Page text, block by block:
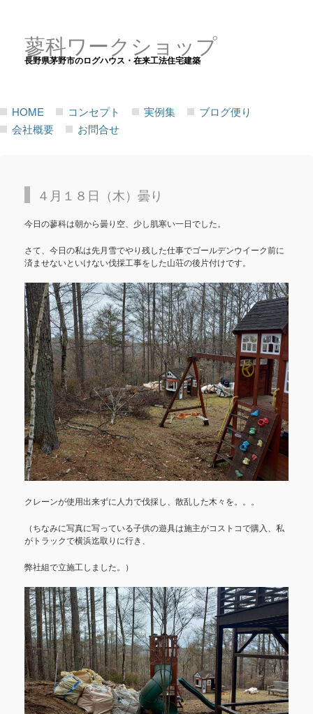
蓼科ワークショップ
長野県茅野市のログハウス・在来工法住宅建築
HOME コンセプト 実例集
ブログ便り
会社概要
お問合せ
４月１８日（木）曇り
今日の蓼科は朝から曇り空、少し肌寒い一日でした。
さて、今日の私は先月雪でやり残した仕事でゴールデンウイーク前に
済ませないといけない伐採工事をした山荘の後片付けです。
クレーンが使用出来ずに人力で伐採し、散乱した木々を。。。
（ちなみに写真に写っている子供の遊具は施主がコストコで購入、私
がトラックで横浜迄取りに行き、
弊社組で立施工しました。）